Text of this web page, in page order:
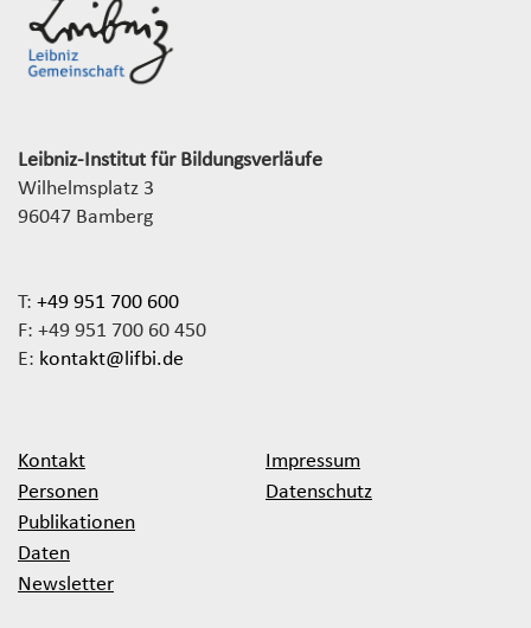
Leibniz-Institut für Bildungsverläufe
Wilhelmsplatz 3
96047 Bamberg
T: +49 951 700 600
F: +49 951 700 60 450
E: kontakt@lifbi.de
Kontakt
Personen
Publikationen
Daten
Newsletter
Impressum
Datenschutz